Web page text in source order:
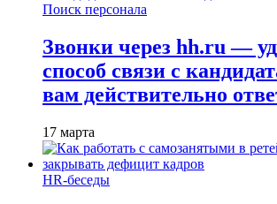
Поиск персонала
Звонки через hh.ru —
способ связи с
вам действительно
17 марта
HR-беседы